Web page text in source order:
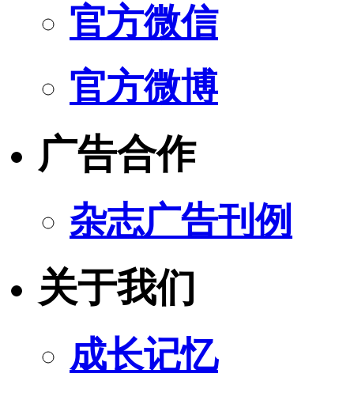
官方微信
官方微博
广告合作
杂志广告刊例
关于我们
成长记忆